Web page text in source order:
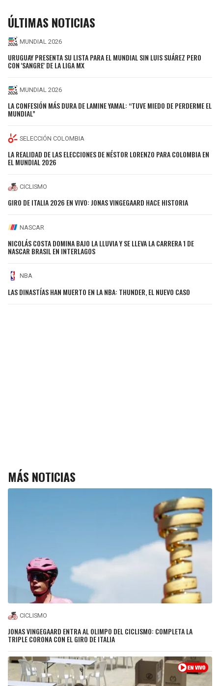
ÚLTIMAS NOTICIAS
MUNDIAL 2026
URUGUAY PRESENTA SU LISTA PARA EL MUNDIAL SIN LUIS SUÁREZ PERO
CON 'SANGRE' DE LA LIGA MX
MUNDIAL 2026
LA CONFESIÓN MÁS DURA DE LAMINE YAMAL: “TUVE MIEDO DE PERDERME EL
MUNDIAL”
SELECCIÓN COLOMBIA
LA REALIDAD DE LAS ELECCIONES DE NÉSTOR LORENZO PARA COLOMBIA EN
EL MUNDIAL 2026
CICLISMO
GIRO DE ITALIA 2026 EN VIVO: JONAS VINGEGAARD HACE HISTORIA
NASCAR
NICOLÁS COSTA DOMINA BAJO LA LLUVIA Y SE LLEVA LA CARRERA 1 DE
NASCAR BRASIL EN INTERLAGOS
NBA
LAS DINASTÍAS HAN MUERTO EN LA NBA: THUNDER, EL NUEVO CASO
MÁS NOTICIAS
CICLISMO
JONAS VINGEGAARD ENTRA AL OLIMPO DEL CICLISMO: COMPLETA LA
TRIPLE CORONA CON EL GIRO DE ITALIA